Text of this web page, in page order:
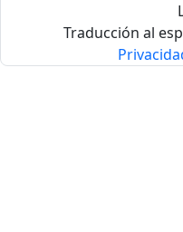
Traducción al